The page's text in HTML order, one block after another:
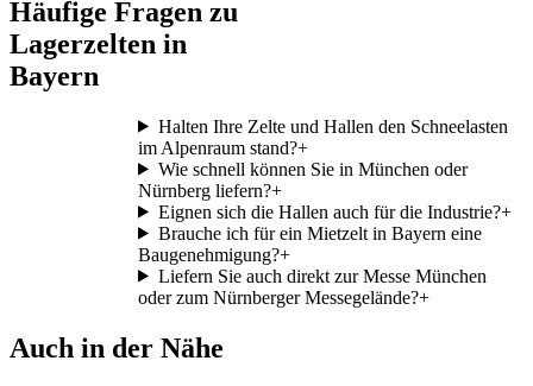
Häufige Fragen zu
Lagerzelten in
Bayern
Halten Ihre Zelte und Hallen den Schneelasten
im Alpenraum stand?+
Wie schnell können Sie in München oder
Nürnberg liefern?+
Eignen sich die Hallen auch für die Industrie?+
Brauche ich für ein Mietzelt in Bayern eine
Baugenehmigung?+
Liefern Sie auch direkt zur Messe München
oder zum Nürnberger Messegelände?+
Auch in der Nähe